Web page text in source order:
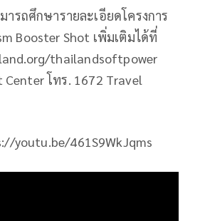
รถศึกษารายละเอียดโครงการ
Booster Shot เพิ่มเติมได้ที่
thailandsoftpower
โทร. 1672 Travel
youtu.be/461S9WkJqms